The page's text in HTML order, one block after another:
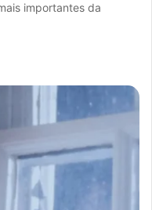
importantes da